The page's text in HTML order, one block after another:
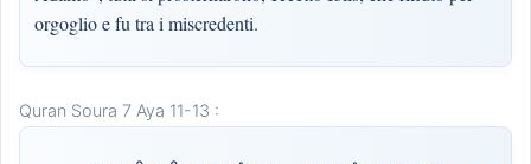
orgoglio e fu tra i miscredenti.
Quran Soura 7 Aya 11-13 :